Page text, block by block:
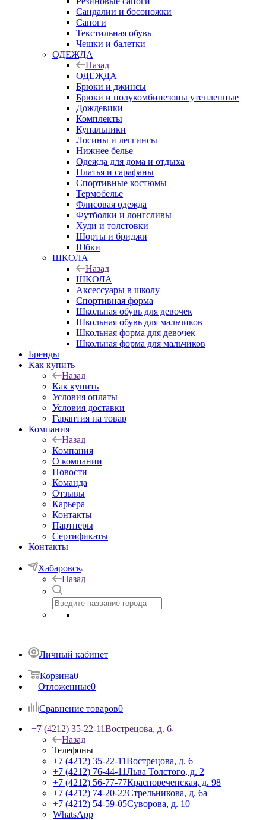
Сандалии и босоножки
Сапоги
Текстильная обувь
Чешки и балетки
ОДЕЖДА
Назад
ОДЕЖДА
Брюки и джинсы
Брюки и полукомбинезоны утепленные
Дождевики
Комплекты
Купальники
Лосины и леггинсы
Нижнее белье
Одежда для дома и отдыха
Платья и сарафаны
Спортивные костюмы
Термобелье
Флисовая одежда
Футболки и лонгсливы
Худи и толстовки
Шорты и бриджи
Юбки
ШКОЛА
Назад
ШКОЛА
Аксессуары в школу
Спортивная форма
Школьная обувь для девочек
Школьная обувь для мальчиков
Школьная форма для девочек
Школьная форма для мальчиков
Бренды
Как купить
Назад
Как купить
Условия оплаты
Условия доставки
Гарантия на товар
Компания
Назад
Компания
О компании
Новости
Команда
Отзывы
Карьера
Контакты
Партнеры
Сертификаты
Контакты
Хабаровск
Назад
Личный кабинет
Корзина0
Отложенные0
Сравнение товаров0
+7 (4212) 35-22-11Вострецова, д. 6
Назад
Телефоны
+7 (4212) 35-22-11Вострецова, д. 6
+7 (4212) 76-44-11Льва Толстого, д. 2
+7 (4212) 56-77-77Краснореченская, д. 98
+7 (4212) 74-20-22Стрельникова, д. 6а
+7 (4212) 54-59-05Суворова, д. 10
WhatsApp